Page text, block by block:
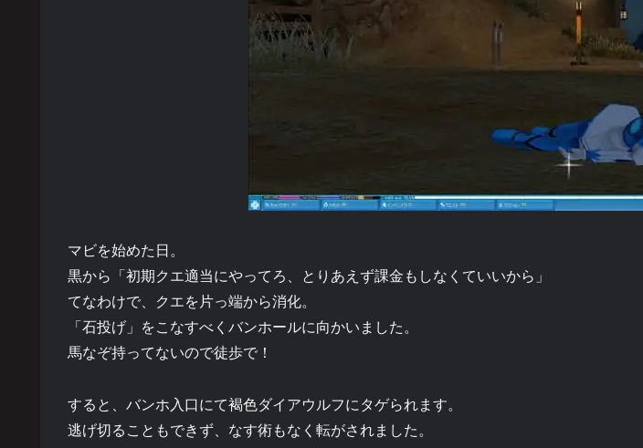
マビを始めた日。
黒から「初期クエ適当にやってろ、とりあえず課金もしなくていいから」
てなわけで、クエを片っ端から消化。
「石投げ」をこなすべくバンホールに向かいました。
馬なぞ持ってないので徒歩で！
すると、バンホ入口にて褐色ダイアウルフにタゲられます。
逃げ切ることもできず、なす術もなく転がされました。